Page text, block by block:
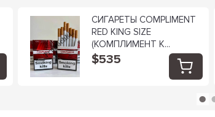
СИГАРЕТЫ COMPLIMENT
RED KING SIZE
(КОМПЛИМЕНТ К...
$535